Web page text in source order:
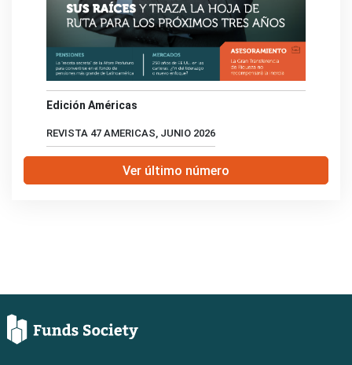
Edición Américas
REVISTA 47 AMERICAS, JUNIO 2026
Ver último número